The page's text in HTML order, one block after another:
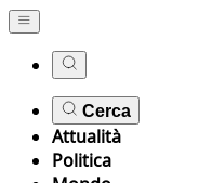
Cerca
Attualità
Politica